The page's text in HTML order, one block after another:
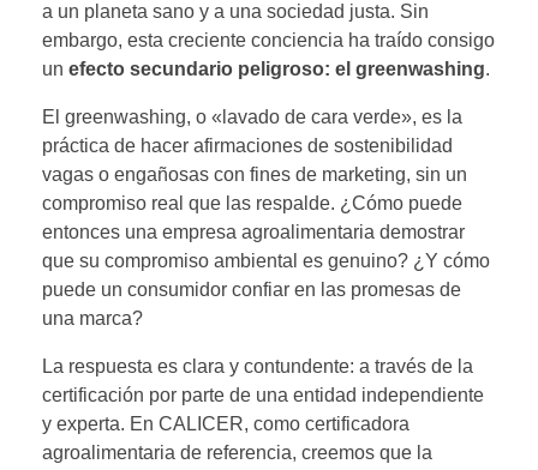
a un planeta sano y a una sociedad justa. Sin
embargo, esta creciente conciencia ha traído consigo
un efecto secundario peligroso: el greenwashing.
El greenwashing, o «lavado de cara verde», es la
práctica de hacer afirmaciones de sostenibilidad
vagas o engañosas con fines de marketing, sin un
compromiso real que las respalde. ¿Cómo puede
entonces una empresa agroalimentaria demostrar
que su compromiso ambiental es genuino? ¿Y cómo
puede un consumidor confiar en las promesas de
una marca?
La respuesta es clara y contundente: a través de la
certificación por parte de una entidad independiente
y experta. En CALICER, como certificadora
agroalimentaria de referencia, creemos que la